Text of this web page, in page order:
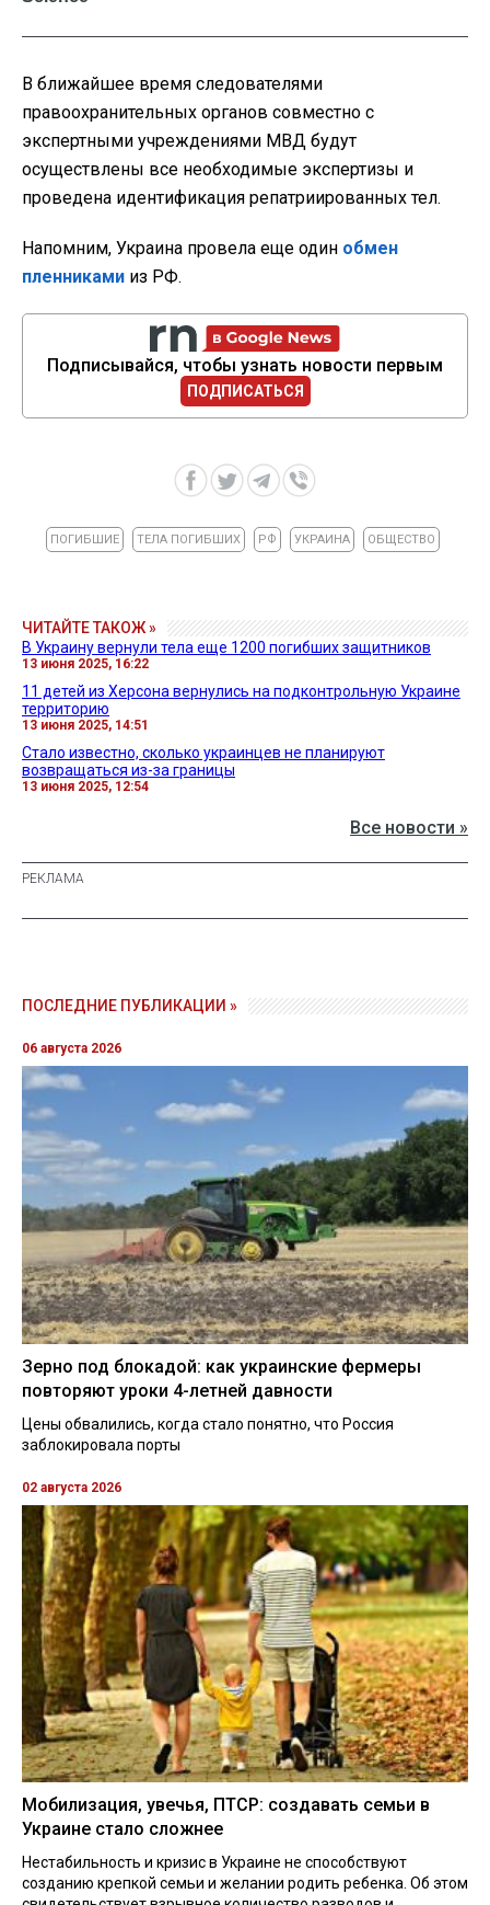
В ближайшее время следователями
правоохранительных органов совместно с
экспертными учреждениями МВД будут
осуществлены все необходимые экспертизы и
проведена идентификация репатриированных тел.
Напомним, Украина провела еще один обмен
пленниками из РФ.
Подписывайся, чтобы узнать новости первым
ПОДПИСАТЬСЯ
ПОГИБШИЕ ТЕЛА ПОГИБШИХ РФ УКРАИНА ОБЩЕСТВО
ЧИТАЙТЕ ТАКОЖ »
В Украину вернули тела еще 1200 погибших защитников
13 июня 2025, 16:22
11 детей из Херсона вернулись на подконтрольную Украине
территорию
13 июня 2025, 14:51
Стало известно, сколько украинцев не планируют
возвращаться из-за границы
13 июня 2025, 12:54
Все новости »
ПОСЛЕДНИЕ ПУБЛИКАЦИИ »
06 августа 2026
Зерно под блокадой: как украинские фермеры
повторяют уроки 4-летней давности
Цены обвалились, когда стало понятно, что Россия
заблокировала порты
02 августа 2026
Мобилизация, увечья, ПТСР: создавать семьи в
Украине стало сложнее
Нестабильность и кризис в Украине не способствуют
созданию крепкой семьи и желании родить ребенка. Об этом